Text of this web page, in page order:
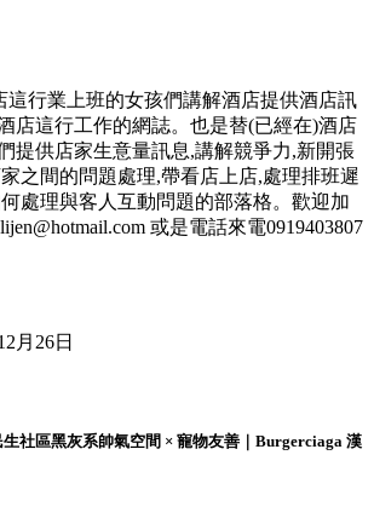
這行業上班的女孩們講解酒店提供酒店訊
店這行工作的網誌。也是替(已經在)酒店
提供店家生意量訊息,講解競爭力,新開張
之間的問題處理,帶看店上店,處理排班遲
處理與客人互動問題的部落格。歡迎加
或是電話來電0919403807
月26日
生社區黑灰系帥氣空間 × 寵物友善｜Burgerciaga 漢